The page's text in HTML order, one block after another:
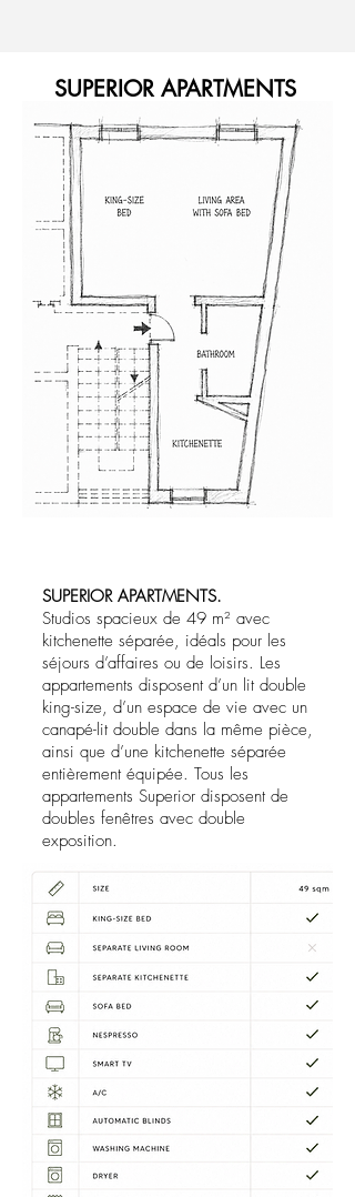
SUPERIOR APARTMENTS
SUPERIOR APARTMENTS.
Studios spacieux de 49 m² avec
kitchenette séparée, idéals pour les
séjours d’affaires ou de loisirs. Les
appartements disposent d’un lit double
king-size, d’un espace de vie avec un
canapé-lit double dans la même pièce,
ainsi que d’une kitchenette séparée
entièrement équipée. Tous les
appartements Superior disposent de
doubles fenêtres avec double
exposition.